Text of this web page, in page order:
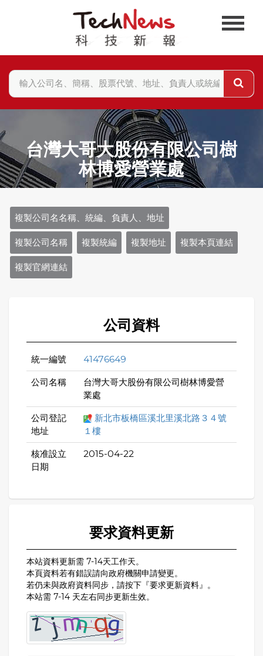
台灣大哥大股份有限公司樹
林博愛營業處
複製公司名名稱、統編、負責人、地址
複製公司名稱 複製統編 複製地址 複製本頁連結
複製官網連結
公司資料
統一編號 41476649
公司名稱
台灣大哥大股份有限公司樹林博愛營
業處
公司登記
地址
新北市板橋區溪北里溪北路３４號
１樓
核准設立
日期
2015-04-22
要求資料更新
本站資料更新需 7-14天工作天。
本頁資料若有錯誤請向政府機關申請變更。
若仍未與政府資料同步，請按下『要求更新資料』。
本站需 7-14 天左右同步更新生效。